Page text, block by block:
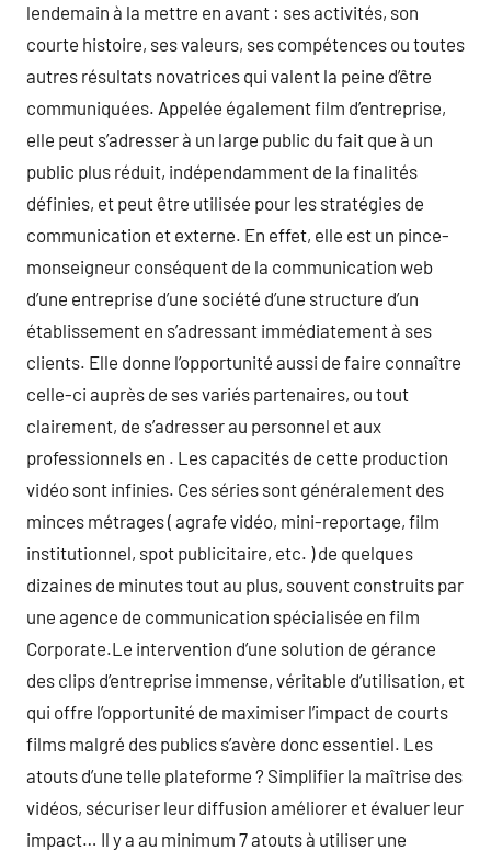
lendemain à la mettre en avant : ses activités, son
courte histoire, ses valeurs, ses compétences ou toutes
autres résultats novatrices qui valent la peine d’être
communiquées. Appelée également film d’entreprise,
elle peut s’adresser à un large public du fait que à un
public plus réduit, indépendamment de la finalités
définies, et peut être utilisée pour les stratégies de
communication et externe. En effet, elle est un pince-
monseigneur conséquent de la communication web
d’une entreprise d’une société d’une structure d’un
établissement en s’adressant immédiatement à ses
clients. Elle donne l’opportunité aussi de faire connaître
celle-ci auprès de ses variés partenaires, ou tout
clairement, de s’adresser au personnel et aux
professionnels en . Les capacités de cette production
vidéo sont infinies. Ces séries sont généralement des
minces métrages ( agrafe vidéo, mini-reportage, film
institutionnel, spot publicitaire, etc. ) de quelques
dizaines de minutes tout au plus, souvent construits par
une agence de communication spécialisée en film
Corporate.Le intervention d’une solution de gérance
des clips d’entreprise immense, véritable d’utilisation, et
qui offre l’opportunité de maximiser l’impact de courts
films malgré des publics s’avère donc essentiel. Les
atouts d’une telle plateforme ? Simplifier la maîtrise des
vidéos, sécuriser leur diffusion améliorer et évaluer leur
impact… Il y a au minimum 7 atouts à utiliser une